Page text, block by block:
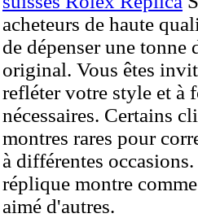
acheteurs de haute
de dépenser une
original. Vous êtes
refléter votre style et à
nécessaires. Certains
montres rares pour
à différentes
réplique montre
aimé d'autres.